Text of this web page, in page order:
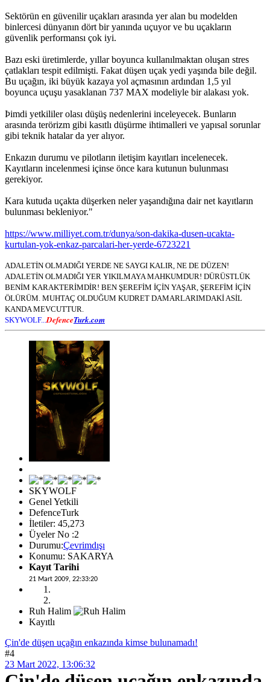
Sektörün en güvenilir uçakları arasında yer alan bu modelden
binlercesi dünyanın dört bir yanında uçuyor ve bu uçakların
güvenlik performansı çok iyi.
Bazı eski üretimlerde, yıllar boyunca kullanılmaktan oluşan stres
çatlakları tespit edilmişti. Fakat düşen uçak yedi yaşında bile değil.
Bu uçağın, iki büyük kazaya yol açmasının ardından 1,5 yıl
boyunca uçuşu yasaklanan 737 MAX modeliyle bir alakası yok.
Þimdi yetkililer olası düşüş nedenlerini inceleyecek. Bunların
arasında terörizm gibi kasıtlı düşürme ihtimalleri ve yapısal sorunlar
gibi teknik hatalar da yer alıyor.
Enkazın durumu ve pilotların iletişim kayıtları incelenecek.
Kayıtların incelenmesi içinse önce kara kutunun bulunması
gerekiyor.
Kara kutuda uçakta düşerken neler yaşandığına dair net kayıtların
bulunması bekleniyor."
https://www.milliyet.com.tr/dunya/son-dakika-dusen-ucakta-
kurtulan-yok-enkaz-parcalari-her-yerde-6723221
ADALETİN OLMADIĞI YERDE NE SAYGI KALIR, NE DE DÜZEN!
ADALETİN OLMADIĞI YER YIKILMAYA MAHKUMDUR! DÜRÜSTLÜK
BENİM KARAKTERİMDİR! BEN ŞEREFİM İÇİN YAŞAR, ŞEREFİM İÇİN
ÖLÜRÜM. MUHTAÇ OLDUĞUM KUDRET DAMARLARIMDAKİ ASİL
KANDA MEVCUTTUR.
SKYWOLF... DefenceTurk.com
SKYWOLF
Genel Yetkili
DefenceTurk
İletiler: 45,273
Üyeler No :2
Durumu:Çevrimdışı
Konumu: SAKARYA
Kayıt Tarihi
21 Mart 2009, 22:33:20
Ruh Halim
Kayıtlı
Çin'de düşen uçağın enkazında kimse bulunamadı!
#4
23 Mart 2022, 13:06:32